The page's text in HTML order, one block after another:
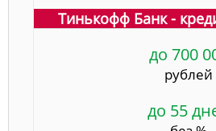
Тинькофф Банк -
до 700
рублей
до 55